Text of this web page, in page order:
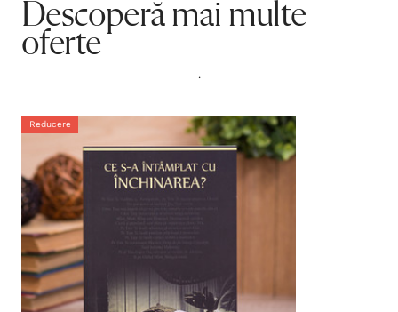
Descoperă mai multe
oferte
.
Reducere